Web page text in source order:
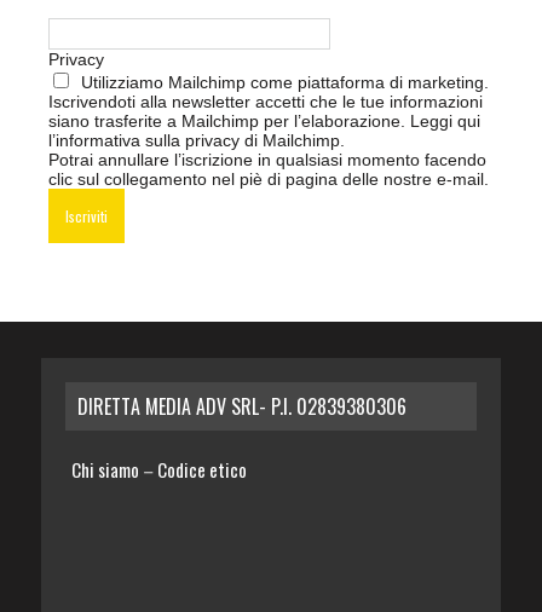
Privacy
Utilizziamo Mailchimp come piattaforma di marketing.
Iscrivendoti alla newsletter accetti che le tue informazioni
siano trasferite a Mailchimp per l’elaborazione. Leggi qui
l’informativa sulla privacy di Mailchimp
Potrai annullare l’iscrizione in qualsiasi momento facendo
clic sul collegamento nel piè di pagina delle nostre e-mail.
DIRETTA MEDIA ADV SRL- P.I. 02839380306
Chi siamo – Codice etico